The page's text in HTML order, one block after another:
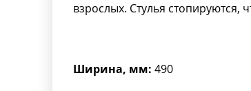
взрослых. Стулья стопируются,
Ширина, мм: 490